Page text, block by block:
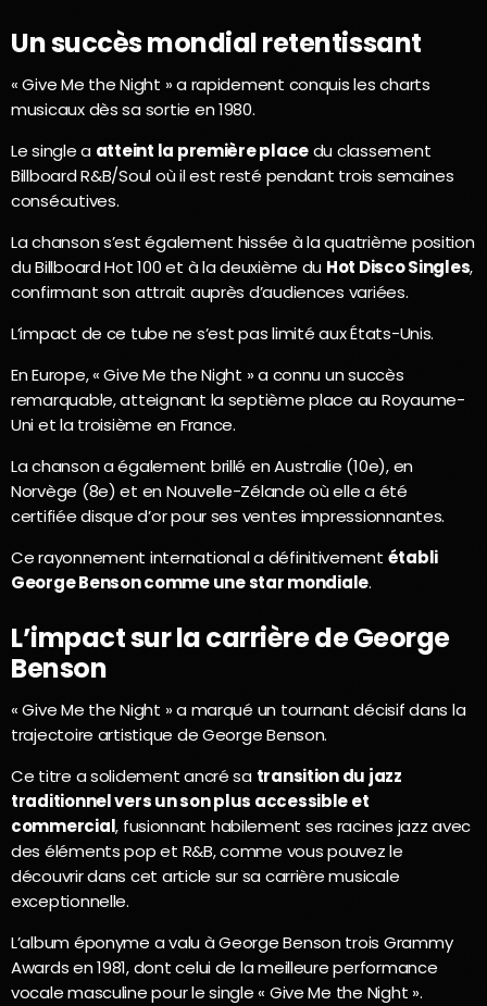
Un succès mondial retentissant
« Give Me the Night » a rapidement conquis les charts
musicaux dès sa sortie en 1980.
Le single a atteint la première placedu classement
Billboard R&B/Soul où il est resté pendant trois semaines
consécutives.
La chanson s’est également hissée à la quatrième position
du Billboard Hot 100 et à la deuxième du Hot Disco Singles,
confirmant son attrait auprès d’audiences variées.
L’impact de ce tube ne s’est pas limité aux États-Unis.
En Europe, « Give Me the Night » a connu un succès
remarquable, atteignant la septième place au Royaume-
Uni et la troisième en France.
La chanson a également brillé en Australie (10e), en
Norvège (8e) et en Nouvelle-Zélande où elle a été
certifiée disque d’or pour ses ventes impressionnantes.
Ce rayonnement international a définitivement établi
George Benson comme une star mondiale.
L’impact sur la carrière de George
Benson
« Give Me the Night » a marqué un tournant décisif dans la
trajectoire artistique de George Benson.
Ce titre a solidement ancré sa transition du jazz
traditionnel vers un son plus accessible et
commercial, fusionnant habilement ses racines jazz avec
des éléments pop et R&B, comme vous pouvez le
découvrir dans cet article sur sa carrière musicale
exceptionnelle.
L’album éponyme a valu à George Benson trois Grammy
Awards en 1981, dont celui de la meilleure performance
vocale masculine pour le single « Give Me the Night ».